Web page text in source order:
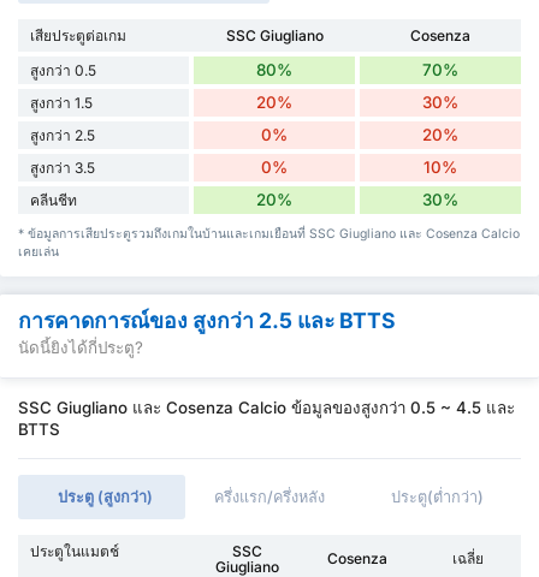
เสียประตูต่อเกม SSC Giugliano
Cosenza
สูงกว่า 0.5
80% 70%
สูงกว่า 1.5 20% 30%
สูงกว่า 2.5 0% 20%
สูงกว่า 3.5 0% 10%
คลีนชีท 20% 30%
* ข้อมูลการเสียประตูรวมถึงเกมในบ้านและเกมเยือนที่ SSC Giugliano และ Cosenza Calcio
เคยเล่น
การคาดการณ์ของ สูงกว่า 2.5 และ BTTS
นัดนี้ยิงได้กี่ประตู?
SSC Giugliano และ Cosenza Calcio ข้อมูลของสูงกว่า 0.5 ~ 4.5 และ
BTTS
ประตู (สูงกว่า) ครึ่งแรก/ครึ่งหลัง ประตู(ต่ำกว่า)
ประตูในแมตช์
SSC
Giugliano
Cosenza เฉลี่ย